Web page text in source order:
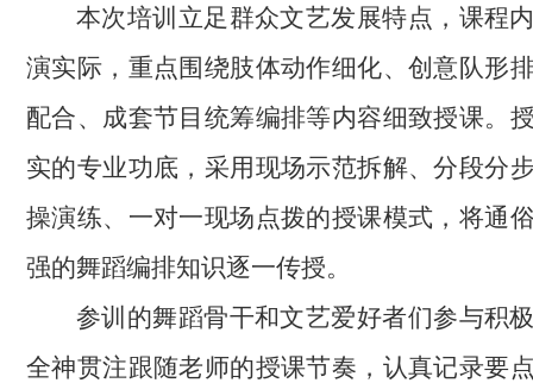
本次培训立足群众文艺发展特点，课程
演实际，重点围绕肢体动作细化、创意队形
配合、成套节目统筹编排等内容细致授课。
实的专业功底，采用现场示范拆解、分段分
操演练、一对一现场点拨的授课模式，将通
强的舞蹈编排知识逐一传授。
参训的舞蹈骨干和文艺爱好者们参与积
全神贯注跟随老师的授课节奏，认真记录要